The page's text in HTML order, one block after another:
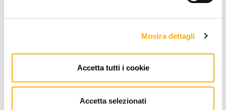
Mostra dettagli
Accetta tutti i cookie
Accetta selezionati
BRAND